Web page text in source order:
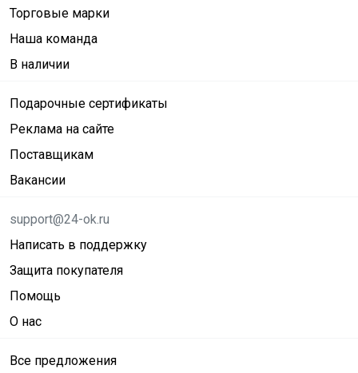
Торговые марки
Наша команда
В наличии
Подарочные сертификаты
Реклама на сайте
Поставщикам
Вакансии
support@24-ok.ru
Написать в поддержку
Защита покупателя
Помощь
О нас
Все предложения